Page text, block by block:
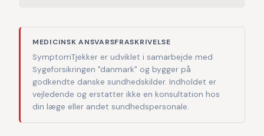
MEDICINSK ANSVARSFRASKRIVELSE
SymptomTjekker er udviklet i samarbejde med
Sygeforsikringen "danmark" og bygger på
godkendte danske sundhedskilder. Indholdet er
vejledende og erstatter ikke en konsultation hos
din læge eller andet sundhedspersonale.